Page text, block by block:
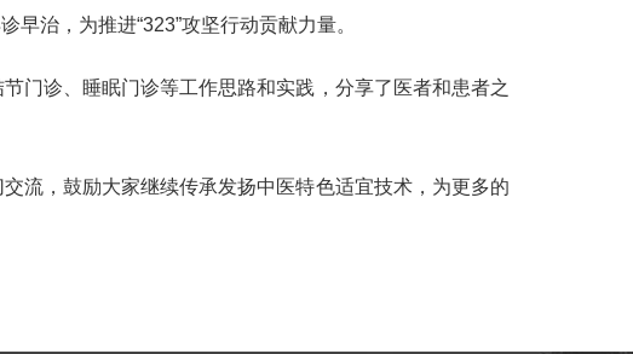
治，为推进“323”攻坚行动贡献力量。
门诊、睡眠门诊等工作思路和实践，分享了医者和患者之
流，鼓励大家继续传承发扬中医特色适宜技术，为更多的